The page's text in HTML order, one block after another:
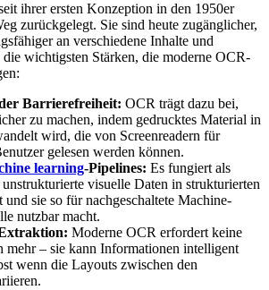
ihrer ersten Konzeption in den 1950er
zurückgelegt. Sie sind heute zugänglicher,
an verschiedene Inhalte und
wichtigsten Stärken, die moderne OCR-
Barrierefreiheit: OCR trägt dazu bei,
zu machen, indem gedrucktes Material in
wird, die von Screenreadern für
gelesen werden können.
learning-Pipelines: Es fungiert als
visuelle Daten in strukturierten
sie so für nachgeschaltete Machine-
nutzbar macht.
Moderne OCR erfordert keine
mehr – sie kann Informationen intelligent
wenn die Layouts zwischen den